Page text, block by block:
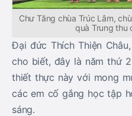
Chư Tăng chùa Trúc Lâm,
quà Trung thu
Đại đức ThíchThiện
cho biết, đây là năm thứ 2
thiết thực này với mong
các em cố gắng học tập
sáng.